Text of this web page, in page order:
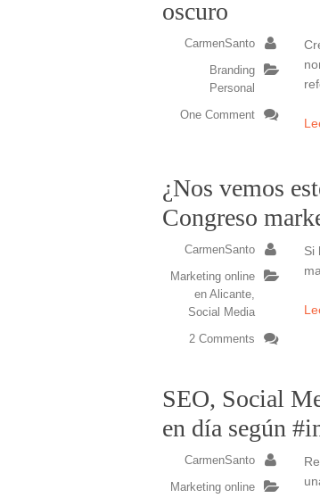
oscuro
CarmenSanto
Branding
Personal
One Comment
¿Nos vemos
Congreso
CarmenSanto
Marketing online
en Alicante,
Social Media
2 Comments
Si
SEO, Social
en día según
CarmenSanto
Marketing online